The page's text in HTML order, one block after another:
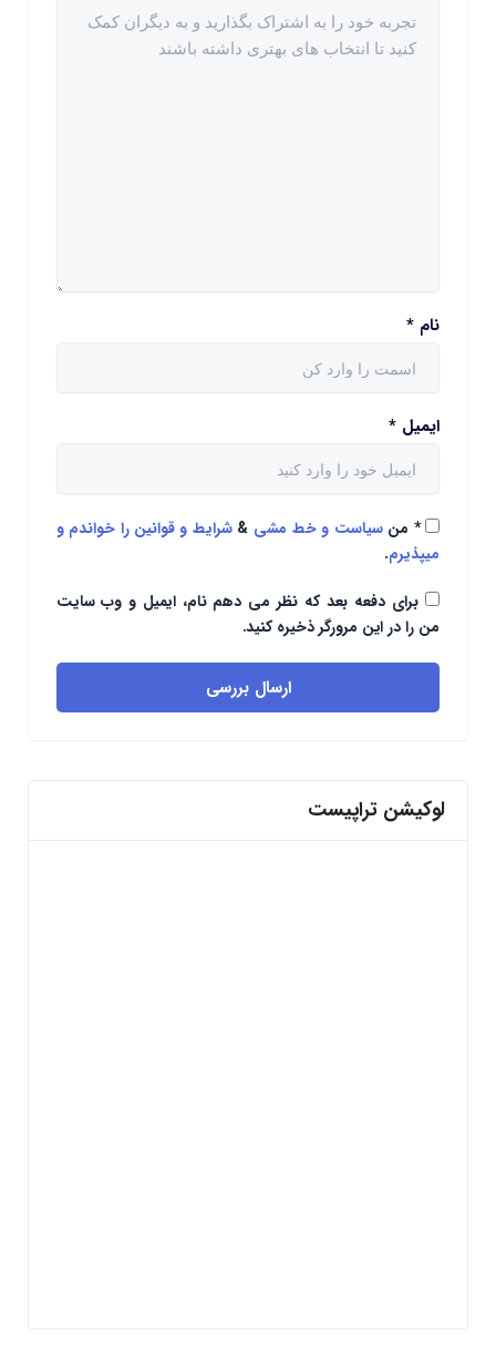
نام *
ایمیل *
* منسیاست و خط مشی &شرایط و قوانین را خواندم و
میپذیرم.
برای دفعه بعد که نظر می دهم نام، ایمیل و وب سایت
من را در این مرورگر ذخیره کنید.
ارسال بررسی
لوکیشن تراپیست